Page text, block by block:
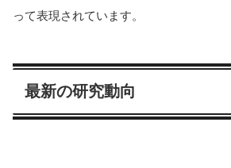
って表現されています。
最新の研究動向